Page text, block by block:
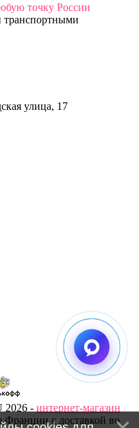
точку России
транспортными
улица, 17
2026 - интернет-магазин
Франции с доставкой во